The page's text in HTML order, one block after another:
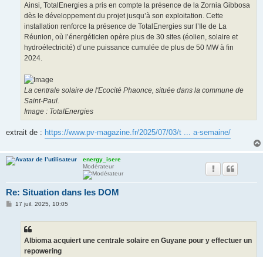
Ainsi, TotalEnergies a pris en compte la présence de la Zornia Gibbosa
dès le développement du projet jusqu’à son exploitation. Cette
installation renforce la présence de TotalEnergies sur l’Ile de La
Réunion, où l’énergéticien opère plus de 30 sites (éolien, solaire et
hydroélectricité) d’une puissance cumulée de plus de 50 MW à fin
2024.
La centrale solaire de l'Ecocité Phaonce, située dans la commune de
Saint-Paul.
Image : TotalEnergies
extrait de : https://www.pv-magazine.fr/2025/07/03/t ... a-semaine/
energy_isere
Modérateur
Re: Situation dans les DOM
M17 juil. 2025, 10:05
Albioma acquiert une centrale solaire en Guyane pour y effectuer un
repowering